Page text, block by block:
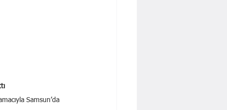
Samsun’da